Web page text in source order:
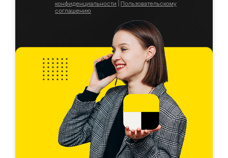
конфиденциальности
Пользовательскому
соглашению